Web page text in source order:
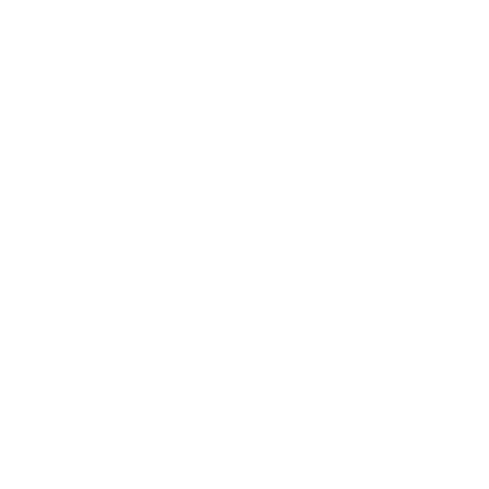
ありません。
です。
ず変更すること